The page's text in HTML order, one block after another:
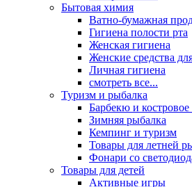
Бытовая химия
Ватно-бумажная
Гигиена полости рта
Женская гигиена
Женские средства
Личная гигиена
смотреть все...
Туризм и рыбалка
Барбекю и костровое
Зимняя рыбалка
Кемпинг и туризм
Товары для летней
Фонари со
Товары для детей
Активные игры